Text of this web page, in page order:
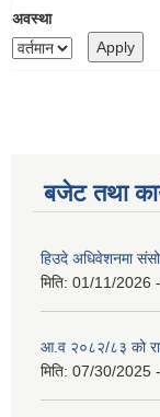
अवस्था
बजेट तथा
हिउदे अधिवेशनमा
मिति: 01/11/2026
आ.व २०८२/८३ को
मिति: 07/30/2025